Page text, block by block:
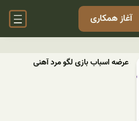
آغاز همکاری
عرضه اسباب بازی لگو مرد آهنی